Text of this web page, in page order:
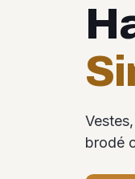
brodé